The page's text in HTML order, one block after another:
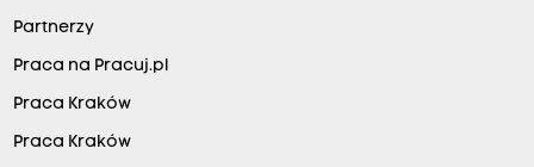
Partnerzy
Praca na Pracuj.pl
Praca Kraków
Praca Kraków